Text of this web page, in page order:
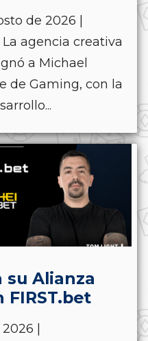
de 2026 |
agencia creativa
a Michael
de Gaming, con la
su Alianza
FIRST.bet
|